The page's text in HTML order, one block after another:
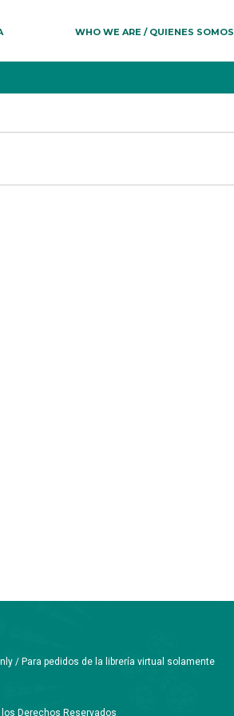
WHO WE ARE / QUIENES SOMOS
only / Para pedidos de la librería virtual solamente
Derechos Reservados